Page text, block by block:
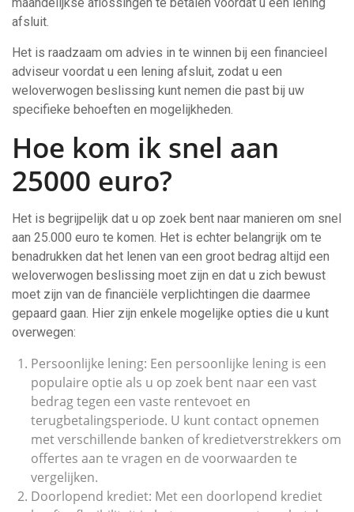
afsluit.
Het is raadzaam om advies in te winnen bij een financieel
adviseur voordat u een lening afsluit, zodat u een
weloverwogen beslissing kunt nemen die past bij uw
specifieke behoeften en mogelijkheden.
Hoe kom ik snel aan
25000 euro?
Het is begrijpelijk dat u op zoek bent naar manieren om snel
aan 25.000 euro te komen. Het is echter belangrijk om te
benadrukken dat het lenen van een groot bedrag altijd een
weloverwogen beslissing moet zijn en dat u zich bewust
moet zijn van de financiële verplichtingen die daarmee
gepaard gaan. Hier zijn enkele mogelijke opties die u kunt
overwegen:
Persoonlijke lening: Een persoonlijke lening is een
populaire optie als u op zoek bent naar een vast
bedrag tegen een vaste rentevoet en
terugbetalingsperiode. U kunt contact opnemen
met verschillende banken of kredietverstrekkers om
offertes aan te vragen en de voorwaarden te
vergelijken.
Doorlopend krediet: Met een doorlopend krediet